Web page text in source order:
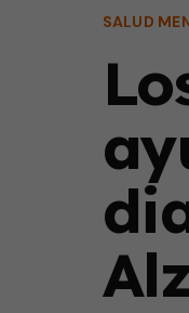
SALUD